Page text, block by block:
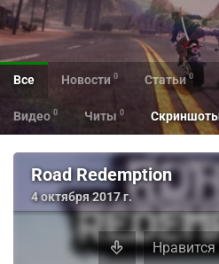
Все Новости 0 Статьи 0
Видео 0 Читы 0
Road Redemption
4 октября 2017 г.
Нравится